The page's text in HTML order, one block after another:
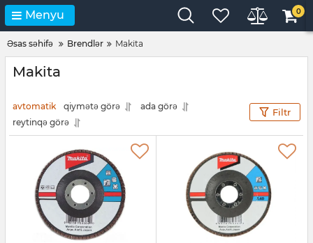
Menyu 0
Əsas səhifə Brendlər Makita
Makita
avtomatik qiymətə görə
ada görə
reytinqə görə
Filtr